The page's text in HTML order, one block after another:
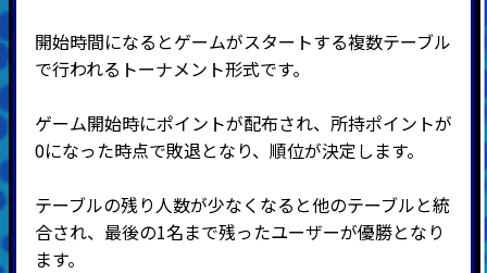
開始時間になるとゲームがスタートする複数テーブル
で行われるトーナメント形式です。
ゲーム開始時にポイントが配布され、所持ポイントが
0になった時点で敗退となり、順位が決定します。
テーブルの残り人数が少なくなると他のテーブルと統
合され、最後の1名まで残ったユーザーが優勝となり
ます。